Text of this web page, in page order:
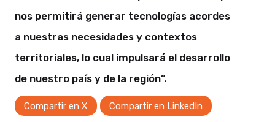
nos permitirá generar tecnologías acordes
a nuestras necesidades y contextos
territoriales, lo cual impulsará el desarrollo
de nuestro país y de la región”.
Compartir en X Compartir en LinkedIn